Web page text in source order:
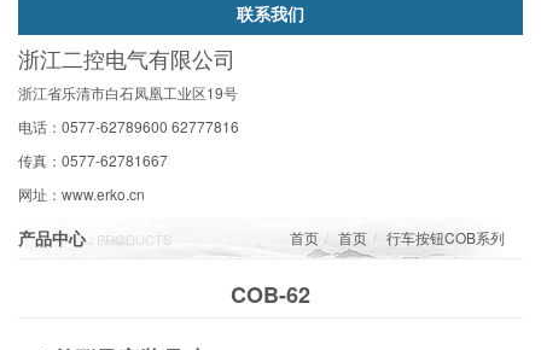
联系我们
浙江二控电气有限公司
浙江省乐清市白石凤凰工业区19号
电话：0577-62789600 62777816
传真：0577-62781667
网址：www.erko.cn
产品中心/ PRODUCTS 首页 首页 行车按钮COB系列
COB-62